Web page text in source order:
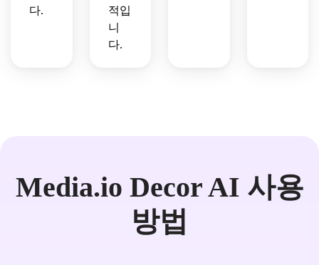
다.
적입
니
다.
Media.io Decor AI 사용
방법